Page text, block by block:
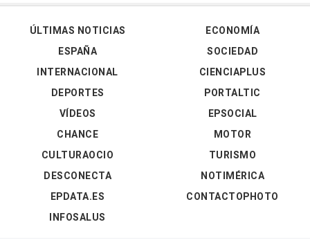
ÚLTIMAS NOTICIAS
ESPAÑA
INTERNACIONAL
DEPORTES
VÍDEOS
ECONOMÍA
SOCIEDAD
CIENCIAPLUS
PORTALTIC
EPSOCIAL
CHANCE
CULTURAOCIO
DESCONECTA
EPDATA.ES
INFOSALUS
MOTOR
TURISMO
NOTIMÉRICA
CONTACTOPHOTO